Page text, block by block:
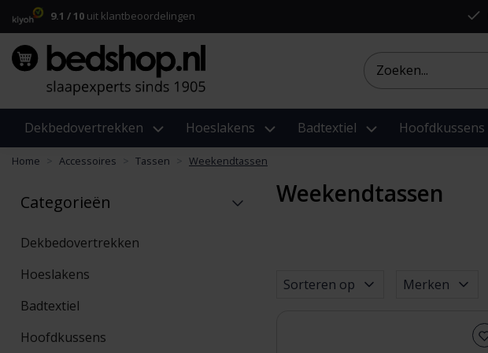
9.1 / 10 uit klantbeoordelingen
Dekbedovertrekken Hoeslakens Badtextiel Hoofdkussens
Home Accessoires Tassen Weekendtassen
Categorieën
Dekbedovertrekken
Hoeslakens
Badtextiel
Hoofdkussens
Weekendtassen
Sorteren op Merken